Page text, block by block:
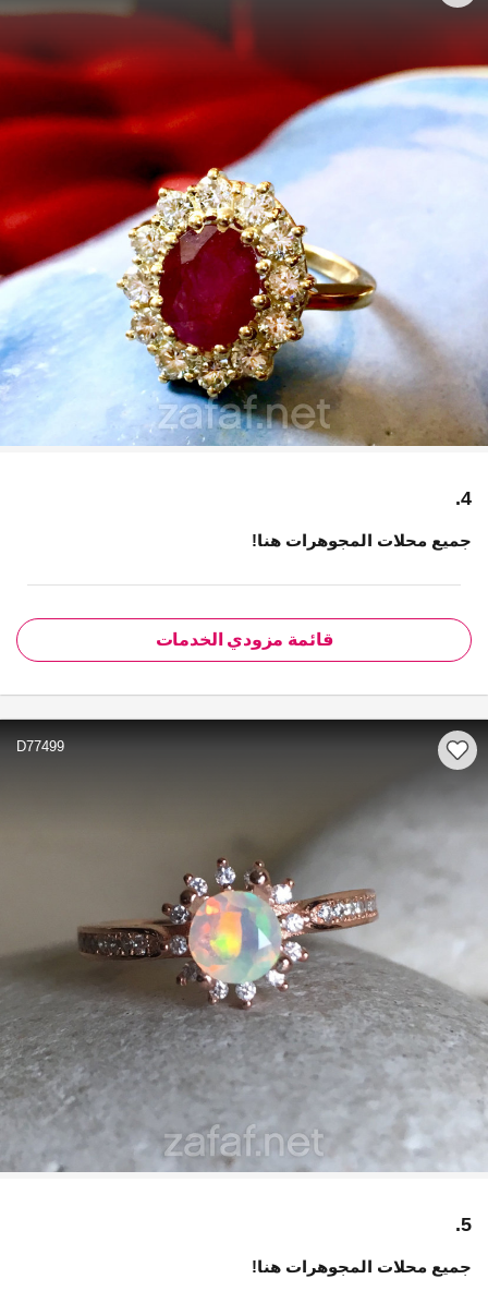
4.
جميع محلات المجوهرات هنا!
قائمة مزودي الخدمات
D77499
5.
جميع محلات المجوهرات هنا!